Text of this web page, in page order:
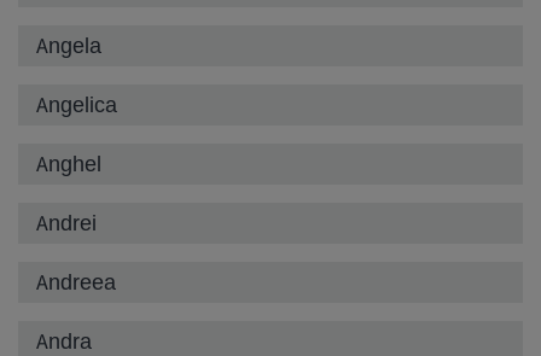
Angela
Angelica
Anghel
Andrei
Andreea
Andra